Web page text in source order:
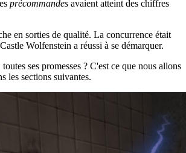
précommandes avaient atteint des chiffres
en sorties de qualité. La concurrence était
Wolfenstein a réussi à se démarquer.
ses promesses ? C'est ce que nous allons
les sections suivantes.